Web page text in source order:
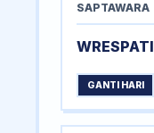
SAPTAWARA
WRESPATI
GANTI HARI